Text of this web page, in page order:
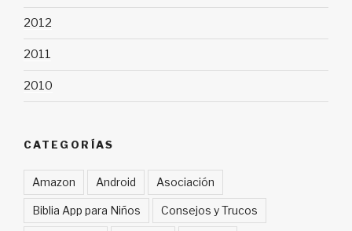
2012
2011
2010
CATEGORÍAS
Amazon Android Asociación
Biblia App para Niños Consejos y Trucos